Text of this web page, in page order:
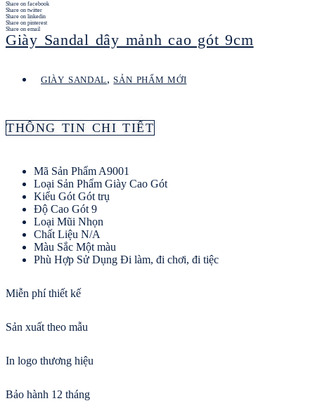
Share on facebook
Share on twitter
Share on linkedin
Share on pinterest
Share on email
Giày Sandal dây mảnh cao gót 9cm
GIÀY SANDAL,SẢN PHẨM MỚI
THÔNG TIN CHI TIẾT
Mã Sản Phẩm A9001
Loại Sản Phẩm Giày Cao Gót
Kiểu Gót Gót trụ
Độ Cao Gót 9
Loại Mũi Nhọn
Chất Liệu N/A
Màu Sắc Một màu
Phù Hợp Sử Dụng Đi làm, đi chơi, đi tiệc
Miễn phí thiết kế
Sản xuất theo mẫu
In logo thương hiệu
Bảo hành 12 tháng